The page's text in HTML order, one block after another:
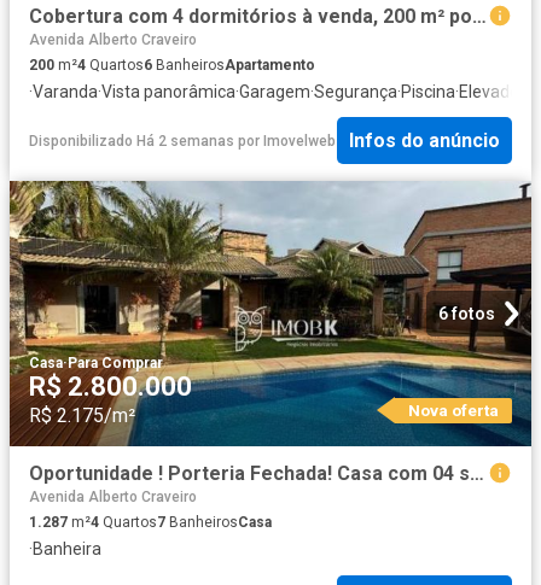
Cobertura com 4 dormitórios à venda, 200 m² por R$ 2.109.000,00 Ocian Praia Grande/SP
Avenida Alberto Craveiro
200 m²4 Quartos6 BanheirosApartamento
·Varanda·Vista panorâmica·Garagem·Segurança·Piscina·Elevador
Disponibilizado Há 2 semanas por Imovelweb Infos do anúncio
6 fotos
Casa·Para Comprar
R$ 2.800.000
R$ 2.175/m² Nova oferta
Oportunidade ! Porteria Fechada! Casa com 04 suites à venda, 462 m² por R$ 2.700.000 Parque d
Avenida Alberto Craveiro
1.287 m²4 Quartos7 BanheirosCasa
·Banheira